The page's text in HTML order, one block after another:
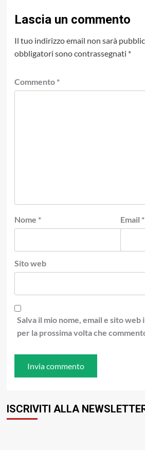
Lascia un commento
Il tuo indirizzo email non sarà
obbligatori sono contrassegnati *
Commento *
Nome * Email *
Sito web
Salva il mio nome, email e sito
per la prossima volta che
ISCRIVITI ALLA